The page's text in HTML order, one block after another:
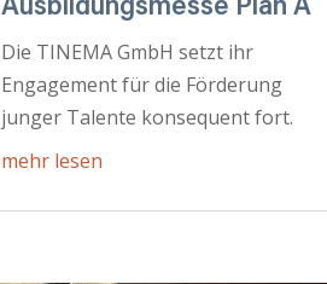
Ausbildungsmesse Plan A
Die TINEMA GmbH setzt ihr
Engagement für die Förderung
junger Talente konsequent fort.
mehr lesen